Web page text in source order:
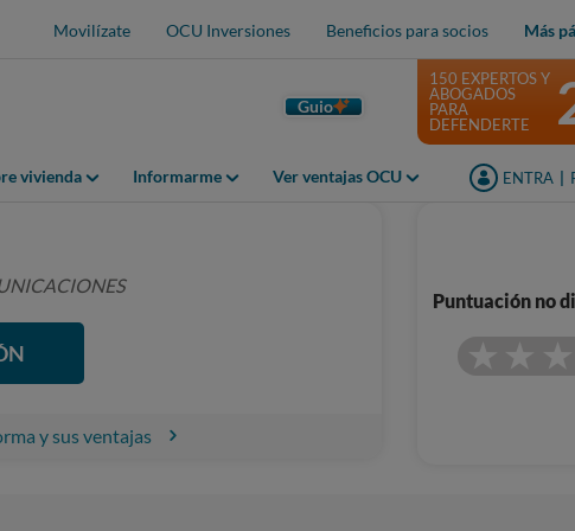
Movilízate OCU Inversiones Beneficios para socios Más
Guio
vivienda Informarme Ver ventajas OCU ENTRA
150 EXPERTOS Y
ABOGADOS
PARA
DEFENDERTE
y sus ventajas
Puntuación no